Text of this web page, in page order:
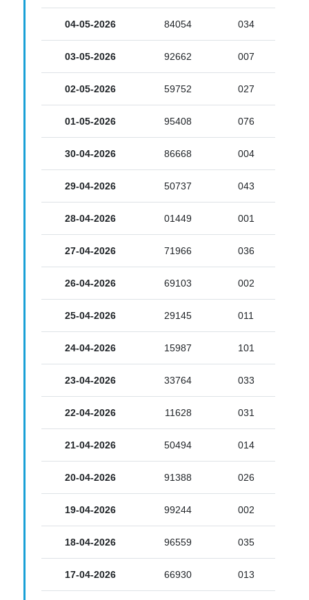
04-05-2026 84054 034
03-05-2026 92662 007
02-05-2026 59752 027
01-05-2026 95408 076
30-04-2026 86668 004
29-04-2026 50737 043
28-04-2026 01449 001
27-04-2026 71966 036
26-04-2026 69103 002
25-04-2026 29145 011
24-04-2026 15987 101
23-04-2026 33764 033
22-04-2026 11628 031
21-04-2026 50494 014
20-04-2026 91388 026
19-04-2026 99244 002
18-04-2026 96559 035
17-04-2026 66930 013